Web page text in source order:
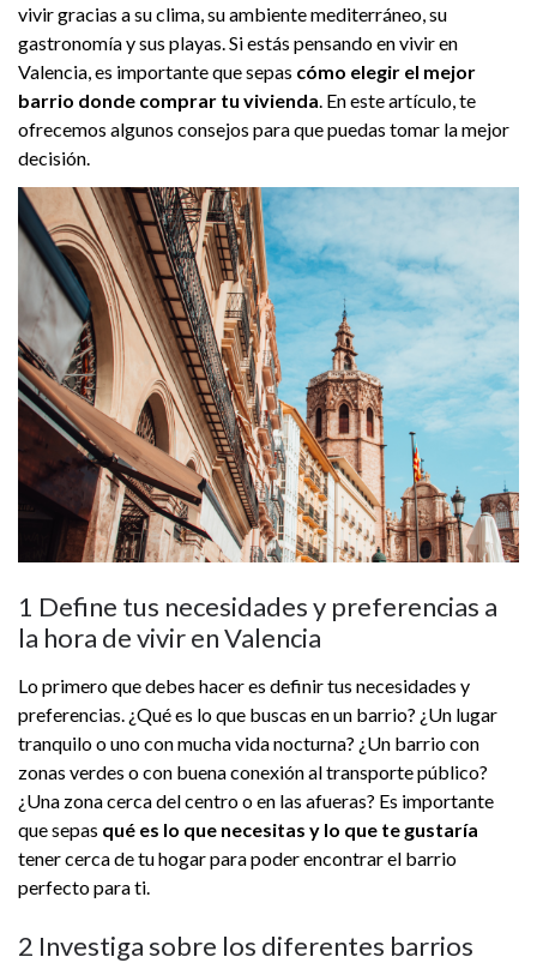
vivir gracias a su clima, su ambiente mediterráneo, su
gastronomía y sus playas. Si estás pensando en vivir en
Valencia, es importante que sepas cómo elegir el mejor
barrio donde comprar tu vivienda. En este artículo, te
ofrecemos algunos consejos para que puedas tomar la mejor
decisión.
1 Define tus necesidades y preferencias a
la hora de vivir en Valencia
Lo primero que debes hacer es definir tus necesidades y
preferencias. ¿Qué es lo que buscas en un barrio? ¿Un lugar
tranquilo o uno con mucha vida nocturna? ¿Un barrio con
zonas verdes o con buena conexión al transporte público?
¿Una zona cerca del centro o en las afueras? Es importante
que sepas qué es lo que necesitas y lo que te gustaría
tener cerca de tu hogar para poder encontrar el barrio
perfecto para ti.
2 Investiga sobre los diferentes barrios